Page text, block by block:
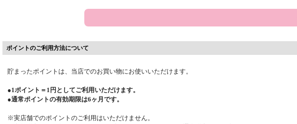
ポイントのご利用方法について
貯まったポイントは、当店でのお買い物にお使いいただけます。
●1ポイント＝1円としてご利用いただけます。
●通常ポイントの有効期限は6ヶ月です。
※実店舗でのポイントのご利用はいただけません。